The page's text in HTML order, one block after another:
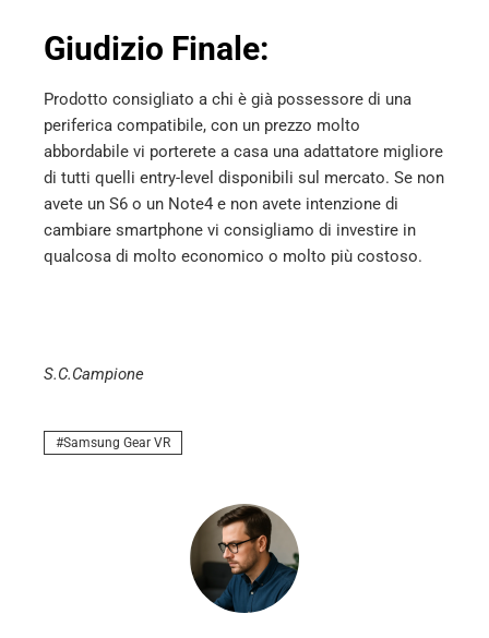
Giudizio Finale:
Prodotto consigliato a chi è già possessore di una
periferica compatibile, con un prezzo molto
abbordabile vi porterete a casa una adattatore migliore
di tutti quelli entry-level disponibili sul mercato. Se non
avete un S6 o un Note4 e non avete intenzione di
cambiare smartphone vi consigliamo di investire in
qualcosa di molto economico o molto più costoso.
S.C.Campione
Samsung Gear VR